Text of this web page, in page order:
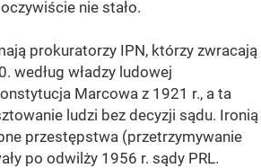
nie stało.
prokuratorzy IPN, którzy zwracają
według władzy ludowej
Marcowa z 1921 r., a ta
ludzi bez decyzji sądu. Ironią
przestępstwa (przetrzymywanie
po odwilży 1956 r. sądy PRL.